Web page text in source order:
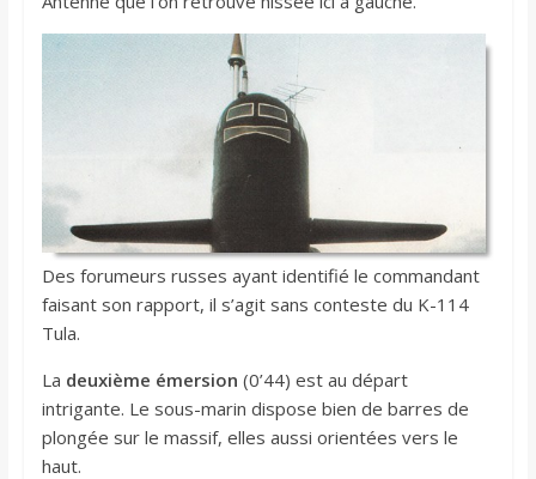
Des forumeurs russes ayant identifié le commandant
faisant son rapport, il s’agit sans conteste du K-114
Tula.
La deuxième émersion (0’44) est au départ
intrigante. Le sous-marin dispose bien de barres de
plongée sur le massif, elles aussi orientées vers le
haut.